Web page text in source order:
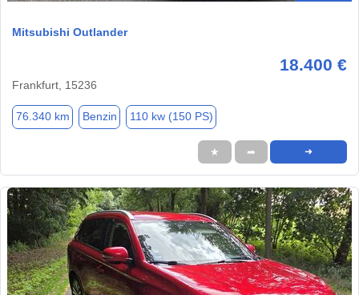
Mitsubishi Outlander
18.400 €
Frankfurt, 15236
76.340 km Benzin 110 kw (150 PS)
★ ➦ ➜